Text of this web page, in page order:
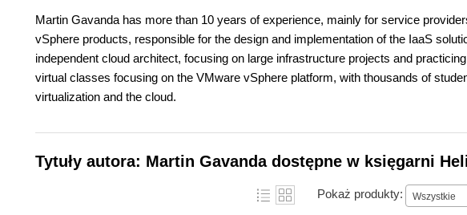
Martin Gavanda has more than 10 years of experience, mainly for service
vSphere products, responsible for the design and implementation of the IaaS
independent cloud architect, focusing on large infrastructure projects and
virtual classes focusing on the VMware vSphere platform, with thousands of
virtualization and the cloud.
Tytuły autora: Martin Gavanda dostępne w księgarni
Pokaż produkty: Wszystkie